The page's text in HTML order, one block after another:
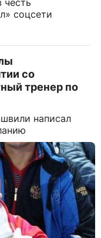
соцсети
со
тренер по
написал